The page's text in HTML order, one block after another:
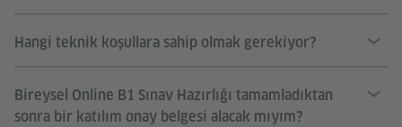
Hangi teknik koşullara sahip olmak gerekiyor?
Bireysel Online B1 Sınav Hazırlığı tamamladıktan
sonra bir katılım onay belgesi alacak mıyım?